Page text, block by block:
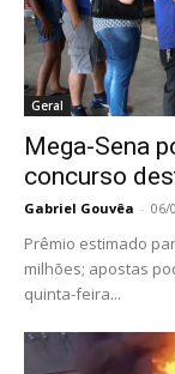
Geral
Mega-Sena
concurso
Gabriel Gouvêa - 06/
Prêmio estimado
milhões; apostas
quinta-feira...